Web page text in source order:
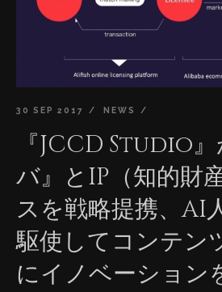
30 SEP 2017 NEWS
『JCCD Studio
バ』とIP（知的財
スを戦略提携、AI
駆使してコンテン
にイノベーション